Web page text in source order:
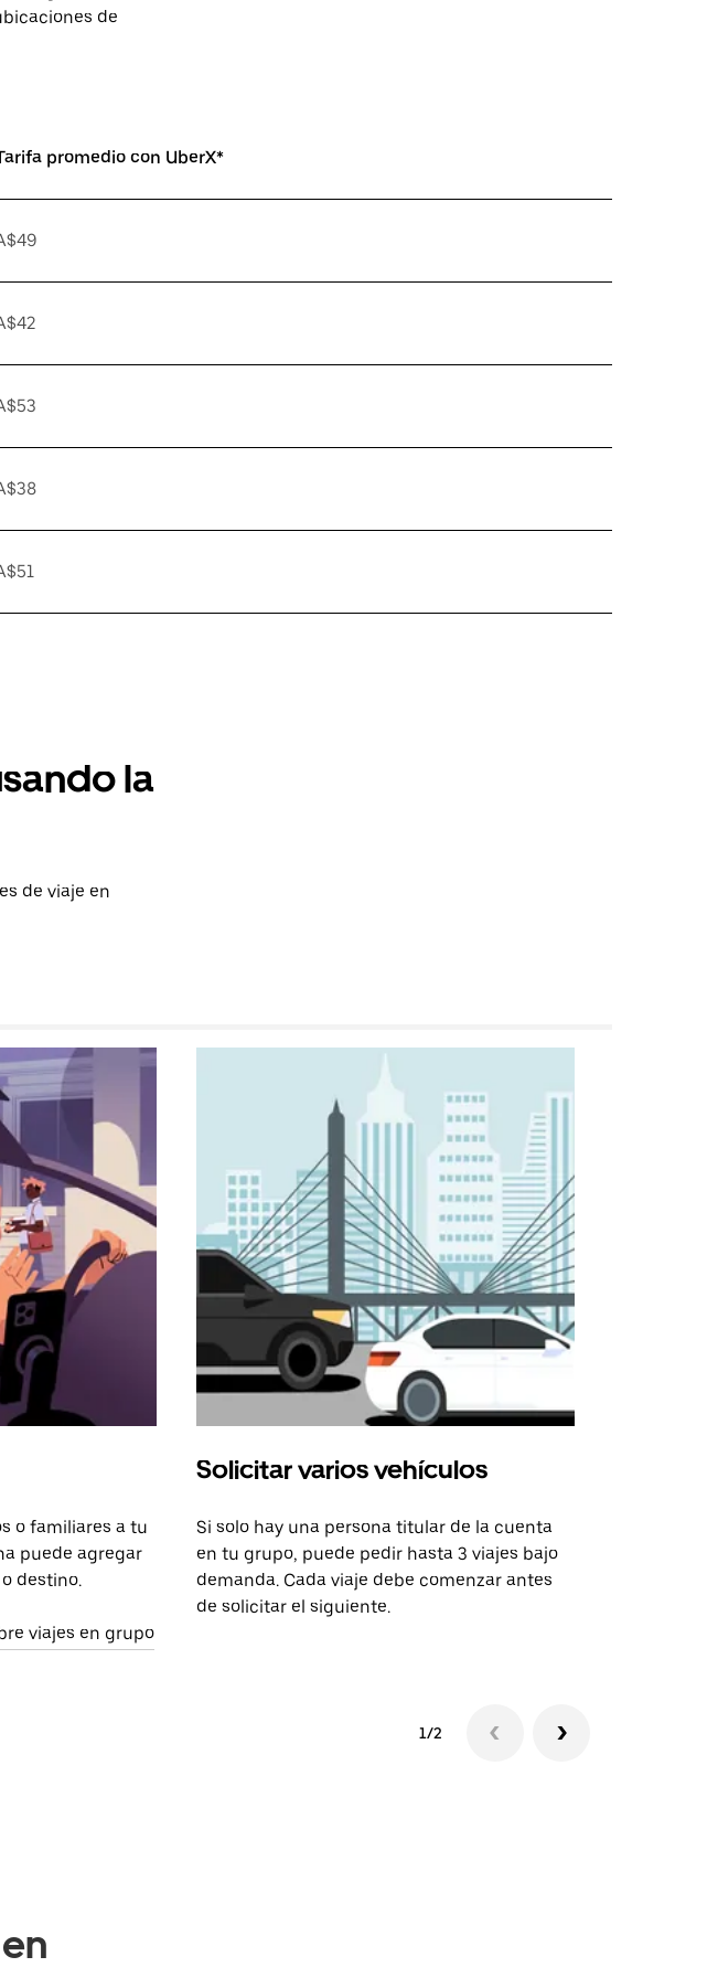
de
promedio con UberX*
la
de viaje en
o familiares a tu
puede agregar
destino.
viajes en grupo
Solicitar varios vehículos
Si solo hay una persona titular de la cuenta
en tu grupo, puede pedir hasta 3 viajes bajo
demanda. Cada viaje debe comenzar antes
de solicitar el siguiente.
1/2